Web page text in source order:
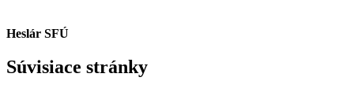
Heslár SFÚ
Súvisiace stránky